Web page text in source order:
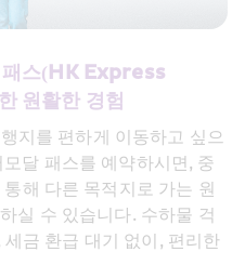
패스(HK Express
원활한 경험
지를 편하게 이동하고 싶으
달 패스를 예약하시면, 중
해 다른 목적지로 가는 원
실 수 있습니다. 수하물 걱
금 환급 대기 없이, 편리한